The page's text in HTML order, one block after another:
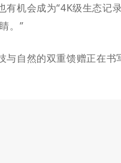
机会成为“4K级生态记
。”
自然的双重馈赠正在书